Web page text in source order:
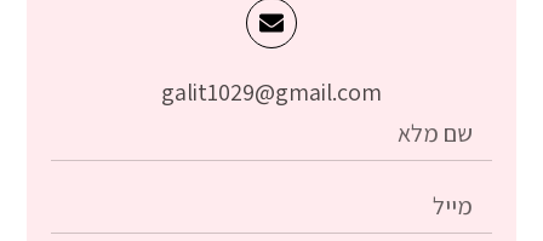
galit1029@gmail.com